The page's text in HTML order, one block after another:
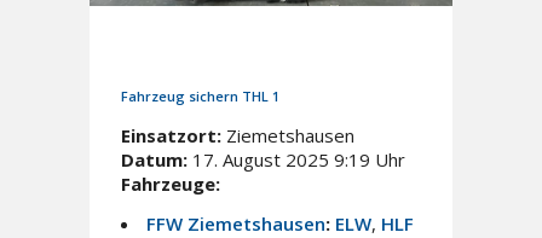
Fahrzeug sichern THL 1
Einsatzort: Ziemetshausen
Datum: 17. August 2025 9:19 Uhr
Fahrzeuge:
FFW Ziemetshausen: ELW, HLF